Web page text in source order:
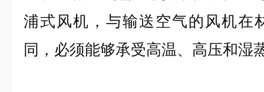
浦式风机，与输送空气的风机在
同，必须能够承受高温、高压和湿